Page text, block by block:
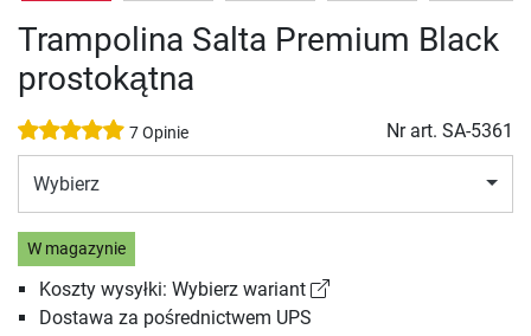
Trampolina Salta Premium Black
prostokątna
7 Opinie Nr art. SA-5361
Wybierz
W magazynie
Koszty wysyłki: Wybierz wariant
Dostawa za pośrednictwem UPS